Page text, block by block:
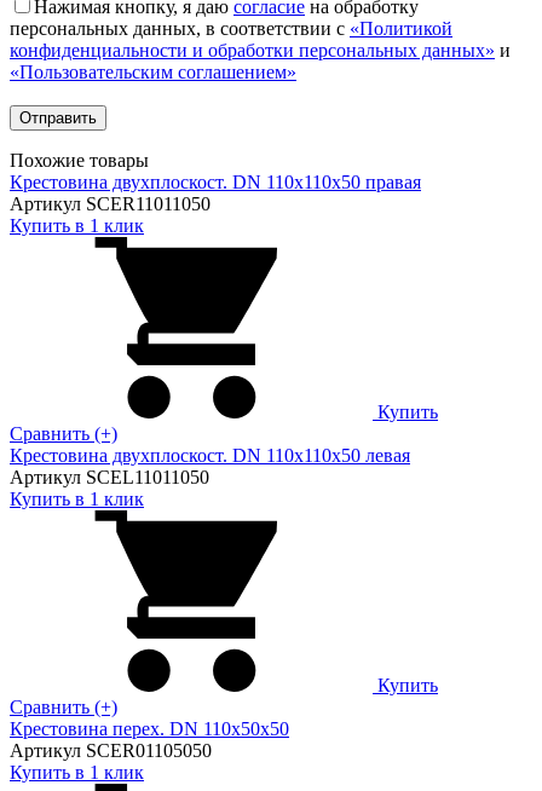
Нажимая кнопку, я даю согласие на обработку
персональных данных, в соответствии с «Политикой
конфиденциальности и обработки персональных данных» и
«Пользовательским соглашением»
Похожие товары
Крестовина двухплоскост. DN 110х110х50 правая
Артикул SCER11011050
Купить в 1 клик
Купить
Сравнить (+)
Крестовина двухплоскост. DN 110х110х50 левая
Артикул SCEL11011050
Купить в 1 клик
Купить
Сравнить (+)
Крестовина перех. DN 110х50х50
Артикул SCER01105050
Купить в 1 клик